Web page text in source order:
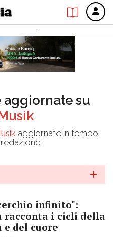
su
aggiornate in tempo
infinito":
racconta i cicli della
e del cuore